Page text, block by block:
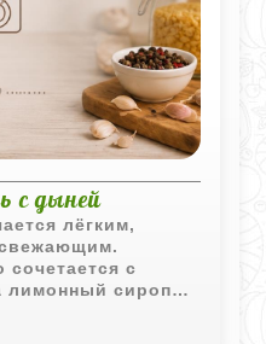
с дыней
лёгким,
с
лимонный сироп
цитрусовую